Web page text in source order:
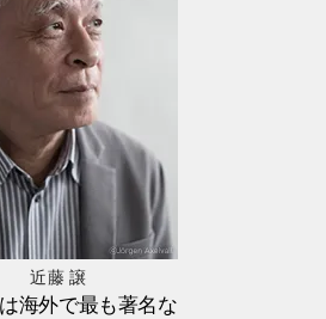
近藤 譲
海外で最も著名な